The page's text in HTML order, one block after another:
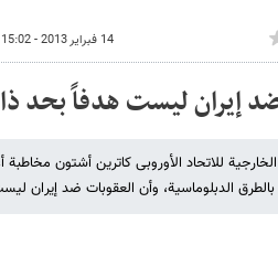
14 فبراير 2013 - 15:02
إیران لیست هدفاً بحد
للاتحاد الأوروبی کاترین أشتون
بالطرق الدبلوماسیة، وأن العقوبات ضد إیران